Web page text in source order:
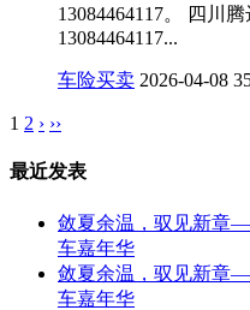
13084464117。 四川
13084464117...
车险买卖 2026-04-08
1 2 › ››
最近发表
敛夏余温，驭见新章
车嘉年华
敛夏余温，驭见新章
车嘉年华